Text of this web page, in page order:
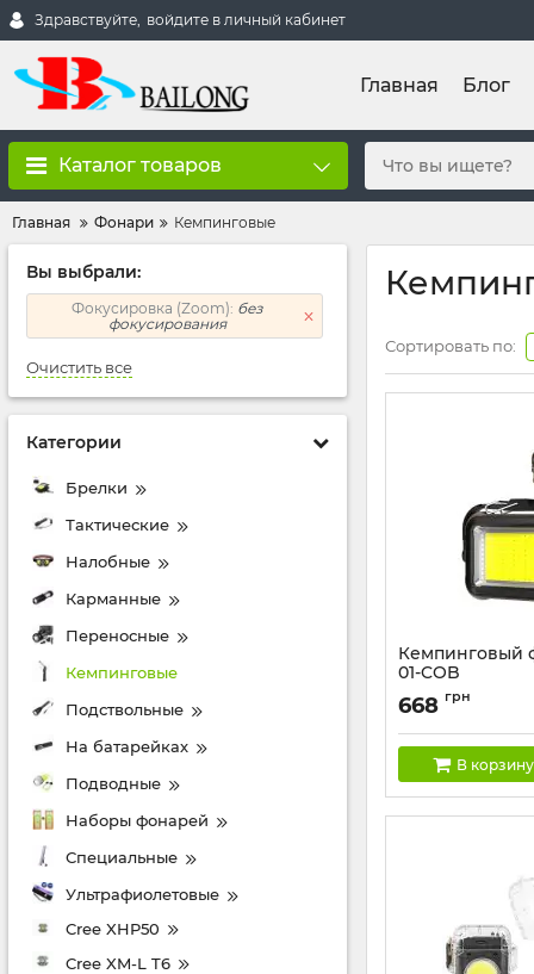
Здравствуйте, войдите в личный кабинет
Главная Блог
Каталог товаров
Главная Фонари Кемпинговые
Вы выбрали:
Фокусировка (Zoom): без
фокусирования
Очистить все
Категории
Брелки
Тактические
Налобные
Карманные
Переносные
Кемпинговые
Подствольные
На батарейках
Подводные
Наборы фонарей
Специальные
Ультрафиолетовые
Cree XHP50
Cree XM-L T6
Сортировать по:
Кемпинговый
01-COB
PRO, Power
батарея, Li-Ion,
магнит, крюк
Артикул:TZD-01-COB
668 грн
В корзину